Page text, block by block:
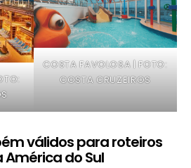
COSTA FAVOLOSA | FOTO:
COSTA CRUZEIROS
válidos para roteiros
do Sul